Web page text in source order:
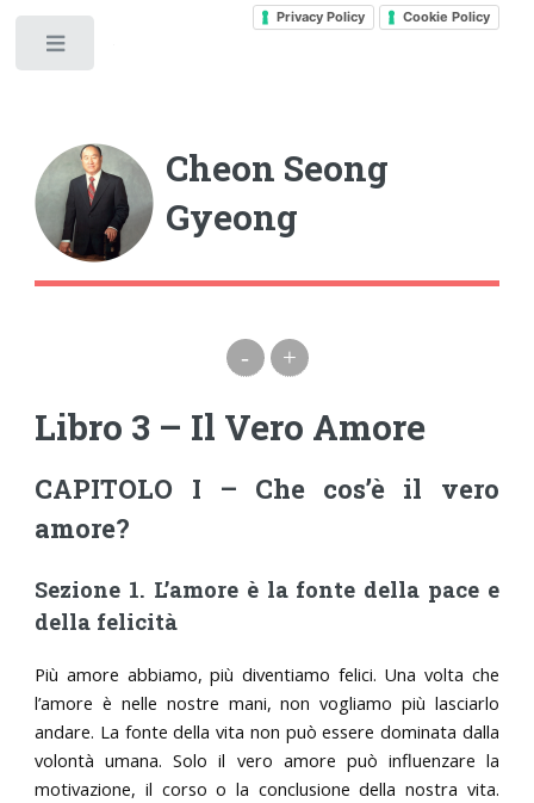
Privacy Policy Cookie Policy
Cheon Seong
Gyeong
- +
Libro 3 – Il Vero Amore
CAPITOLO I – Che cos’è il vero
amore?
Sezione 1. L’amore è la fonte della pace e
della felicità
Più amore abbiamo, più diventiamo felici. Una volta che
l’amore è nelle nostre mani, non vogliamo più lasciarlo
andare. La fonte della vita non può essere dominata dalla
volontà umana. Solo il vero amore può influenzare la
motivazione, il corso o la conclusione della nostra vita.